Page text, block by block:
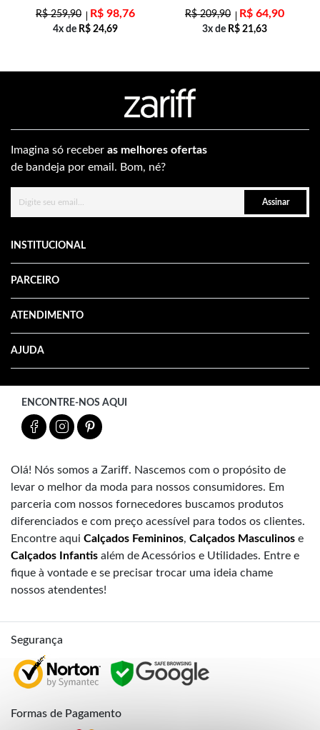
R$259,90 R$ 98,76
4x de R$ 24,69
R$209,90 R$ 64,90
3x de R$ 21,63
Imagina só receber as melhores ofertas
de bandeja por email. Bom, né?
Assinar
INSTITUCIONAL
PARCEIRO
ATENDIMENTO
AJUDA
ENCONTRE-NOS AQUI
Olá! Nós somos a Zariff. Nascemos com o propósito de
levar o melhor da moda para nossos consumidores. Em
parceria com nossos fornecedores buscamos produtos
diferenciados e com preço acessível para todos os clientes.
Encontre aqui Calçados Femininos, Calçados Masculinos e
Calçados Infantis além de Acessórios e Utilidades. Entre e
fique à vontade e se precisar trocar uma ideia chame
nossos atendentes!
Segurança
Formas de Pagamento